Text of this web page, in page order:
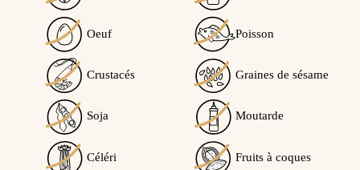
Voir l'attestation de confiance
Avis soumis à un contrôle
4.7/5
Oeuf Poisson
Crustacés Graines de sésame
Soja Moutarde
Céléri Fruits à coques